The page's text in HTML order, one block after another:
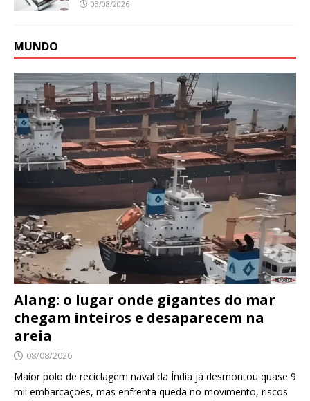
03/08/2026
MUNDO
Alang: o lugar onde gigantes do mar
chegam inteiros e desaparecem na
areia
08/08/2026
Maior polo de reciclagem naval da Índia já desmontou quase 9
mil embarcações, mas enfrenta queda no movimento, riscos